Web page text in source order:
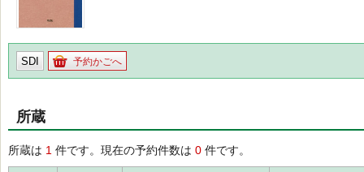
SDI 予約かごへ
所蔵
所蔵は 1 件です。現在の予約件数は 0 件です。